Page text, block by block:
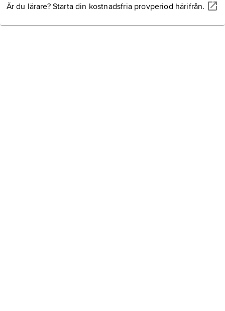
Är du lärare? Starta din kostnadsfria provperiod härifrån.